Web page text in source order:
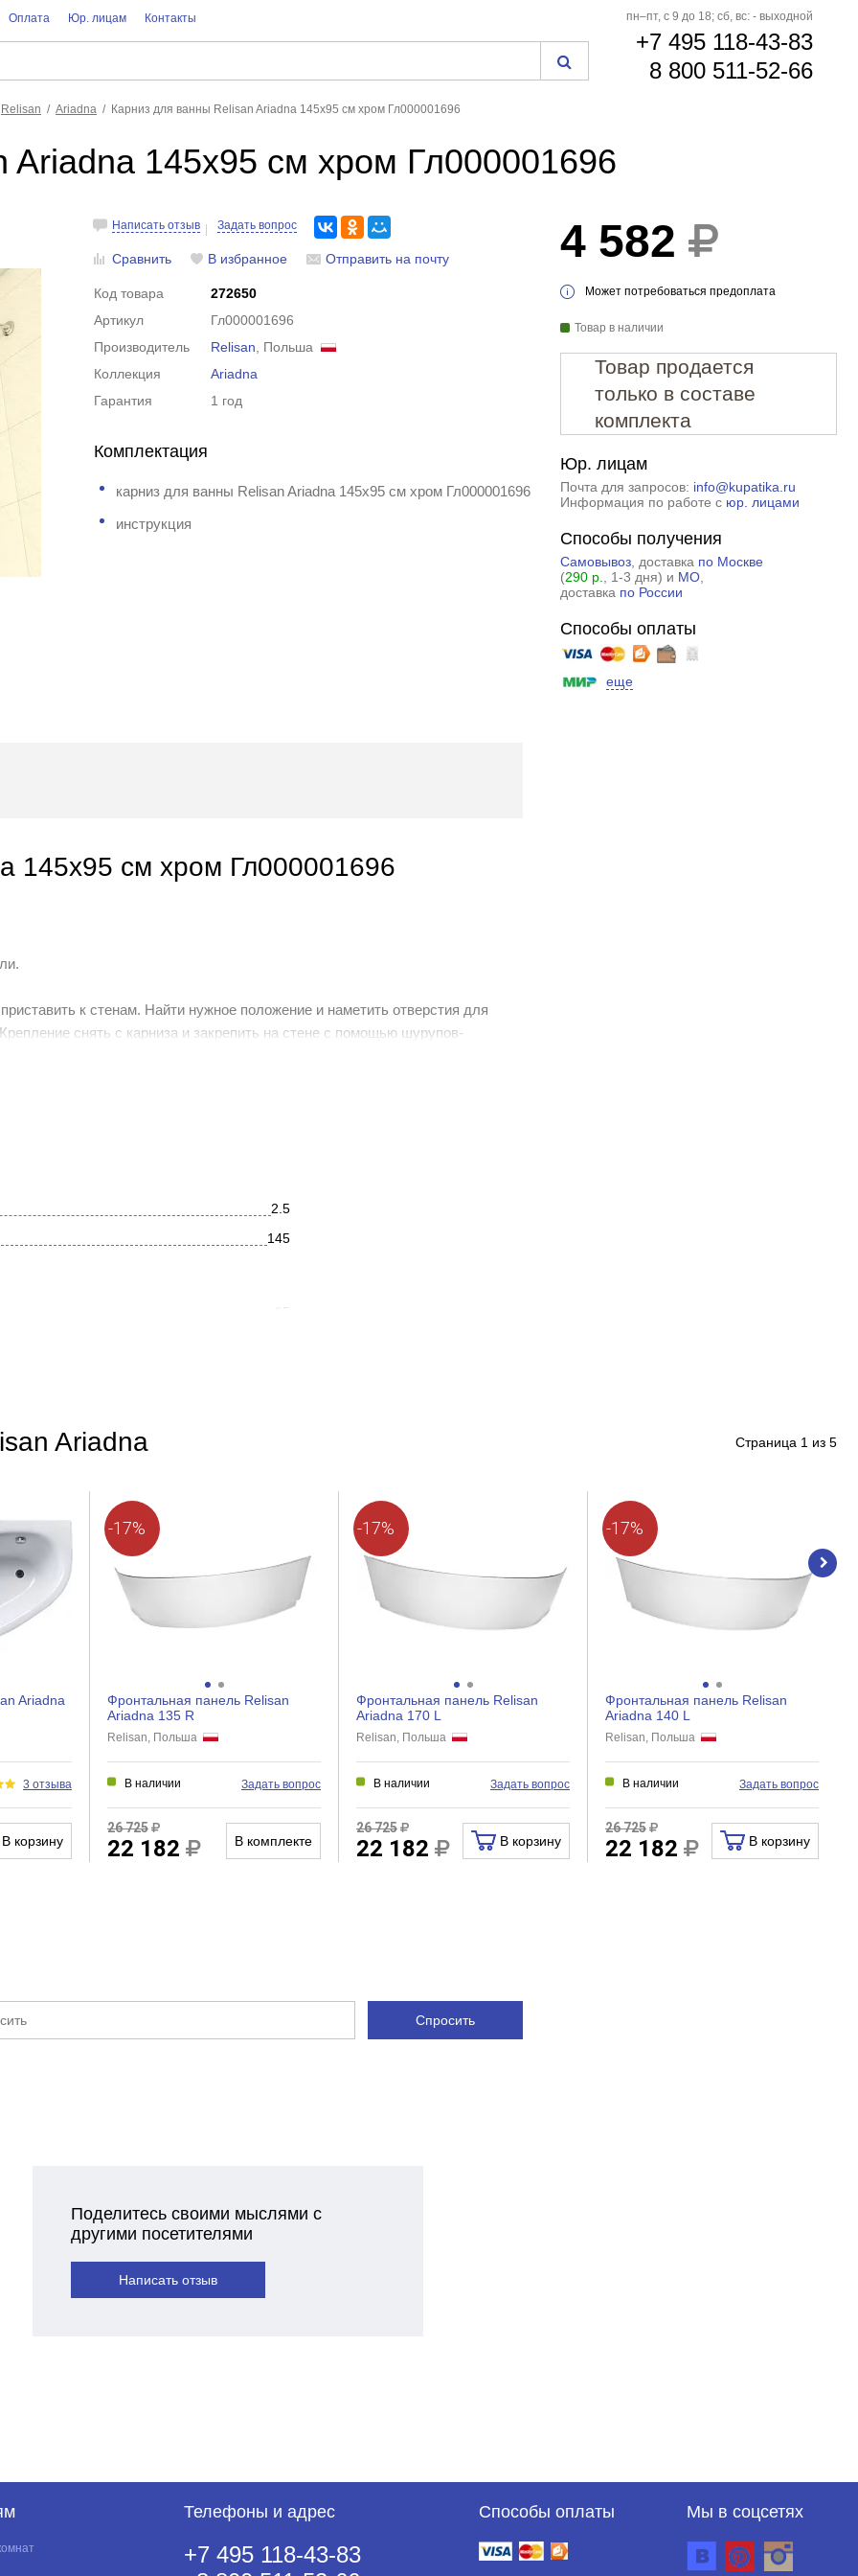
Оплата Юр. лицам Контакты пн–пт, с 9 до 18; сб, вс: - выходной
+7 495 118-43-83
8 800 511-52-66
Relisan Ariadna Карниз для ванны Relisan Ariadna 145x95 см хром Гл000001696
Ariadna 145x95 см хром Гл000001696
Написать отзыв Задать вопрос
Сравнить В избранное Отправить на почту
Код товара
272650
Артикул
Гл000001696
Производитель
Relisan , Польша
Коллекция
Ariadna
Гарантия
1 год
Комплектация
карниз для ванны Relisan Ariadna 145x95 см хром Гл000001696
инструкция
4 582
Может потребоваться предоплата
Товар в наличии
Товар продается
только в составе
комплекта
Юр. лицам
Почта для запросов: info@kupatika.ru
Информация по работе с юр. лицами
Способы получения
Самовывоз, доставка по Москве
(290 р. , 1-3 дня) и МО,
доставка по России
Способы оплаты
еще
145x95 см хром Гл000001696
к стенам. Найти нужное положение и наметить отверстия для
снять с карниза и закрепить на стене с помощью шурупов-
декоративные отражатели вплотную к стене для обеспечения
внимание на комплектацию. Производитель оставляет за собой
или технологию изготовления изделия, не ухудшающие его
характеристик. Это не является недостатком товара.
2.5
145
Ariadna Страница 1 из 5
Ariadna
3 отзыва
В корзину
-17%
Фронтальная панель Relisan
Ariadna 135 R
Relisan, Польша
В наличии Задать вопрос
26 725
22 182 В комплекте
-17%
Фронтальная панель Relisan
Ariadna 170 L
Relisan, Польша
В наличии Задать вопрос
26 725
22 182 В корзину
-17%
Фронтальная панель Relisan
Ariadna 140 L
Relisan, Польша
В наличии Задать вопрос
26 725
22 182 В корзину
Спросить
Поделитесь своими мыслями с
другими посетителями
Написать отзыв
Телефоны и адрес
+7 495 118-43-83
Способы оплаты Мы в соцсетях